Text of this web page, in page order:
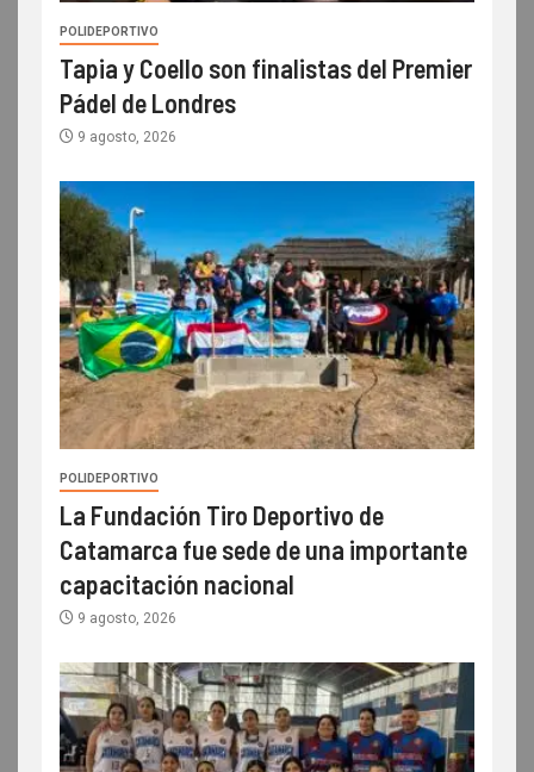
POLIDEPORTIVO
Tapia y Coello son finalistas del Premier
Pádel de Londres
9 agosto, 2026
POLIDEPORTIVO
La Fundación Tiro Deportivo de
Catamarca fue sede de una importante
capacitación nacional
9 agosto, 2026